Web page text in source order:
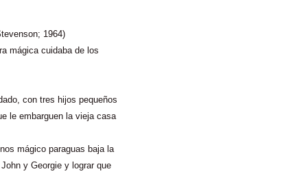
1964)
mágica cuidaba de los
con tres hijos pequeños
le embarguen la vieja casa
mágico paraguas baja la
y Georgie y lograr que